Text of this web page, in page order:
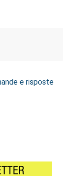
e risposte